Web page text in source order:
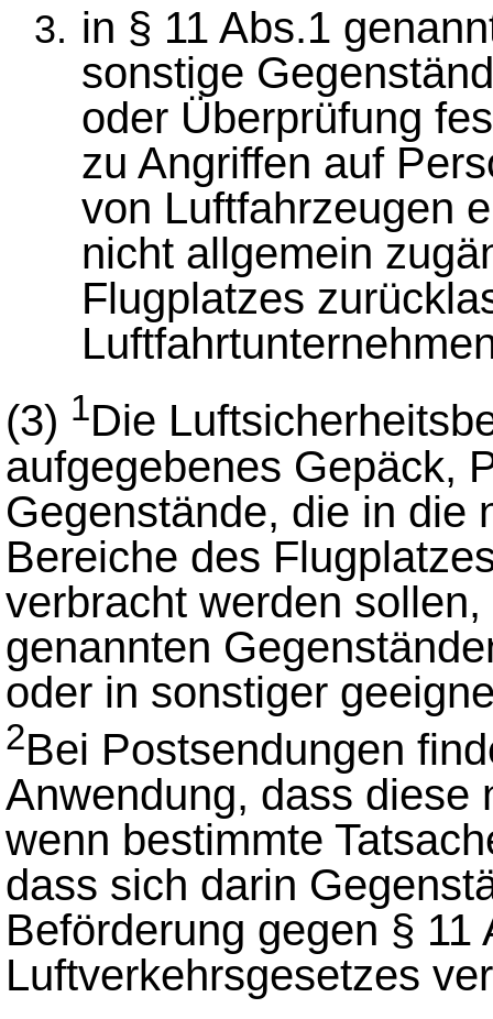
in § 11 Abs.1
sonstige
oder Überprüfung
zu Angriffen auf
von Luftfahrzeugen
nicht allgemein
Flugplatzes
(3) 1Die
aufgegebenes Gepäck,
Gegenstände, die in die
Bereiche des
verbracht werden
genannten
oder in sonstiger
2Bei Postsendungen
Anwendung, dass diese
wenn bestimmte
dass sich darin
Beförderung gegen §
Luftverkehrsgesetzes